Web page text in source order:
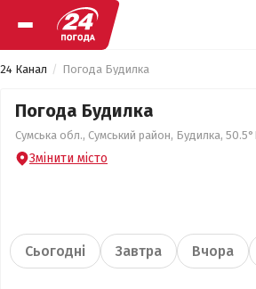
24 Канал Погода Будилка
Погода Будилка
Сумська обл., Сумський район, Будилка,
Змінити місто
Сьогодні Завтра Вчора